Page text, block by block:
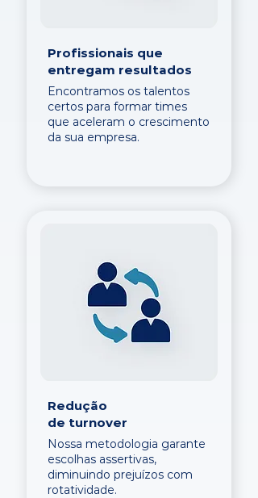
Profissionais que
entregam resultados
Encontramos os talentos
certos para formar times
que aceleram o crescimento
da sua empresa.
Redução
de turnover
Nossa metodologia garante
escolhas assertivas,
diminuindo prejuízos com
rotatividade.